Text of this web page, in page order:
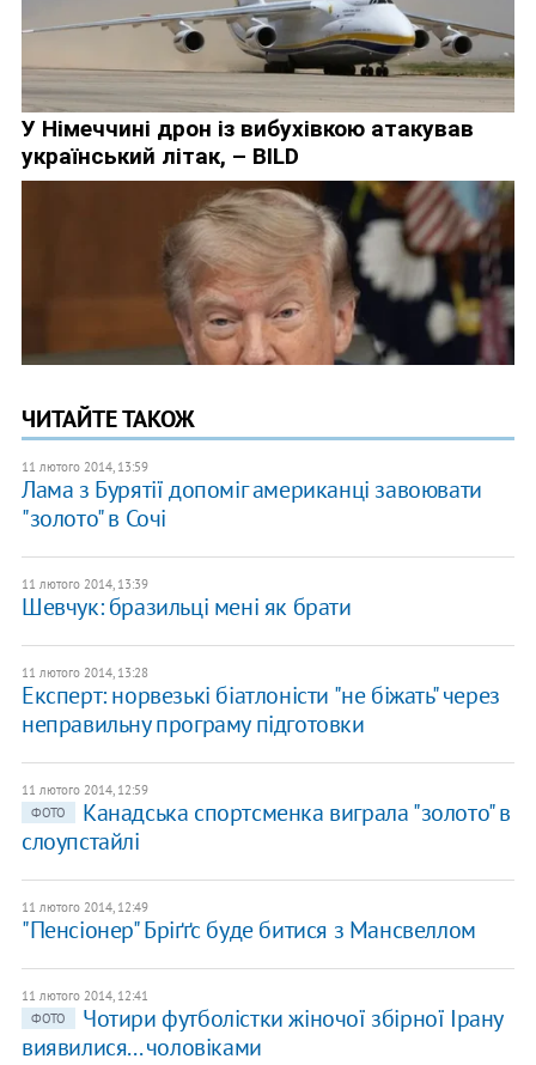
ЧИТАЙТЕ ТАКОЖ
11 лютого 2014, 13:59
Лама з Бурятії допоміг американці завоювати
"золото" в Сочі
11 лютого 2014, 13:39
Шевчук: бразильці мені як брати
11 лютого 2014, 13:28
Експерт: норвезькі біатлоністи "не біжать" через
неправильну програму підготовки
11 лютого 2014, 12:59
ФОТО
Канадська спортсменка виграла "золото" в
слоупстайлі
11 лютого 2014, 12:49
"Пенсіонер" Бріґґс буде битися з Мансвеллом
11 лютого 2014, 12:41
ФОТО
Чотири футболістки жіночої збірної Ірану
виявилися... чоловіками